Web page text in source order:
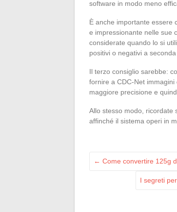
software in modo meno
È anche importante essere
e impressionante nelle sue
considerate quando lo si
positivi o negativi a
Il terzo consiglio sarebbe:
fornire a CDC-Net
maggiore precisione e
Allo stesso modo, ricordate
affinché il sistema operi in
← Come convertire 125g
I segreti